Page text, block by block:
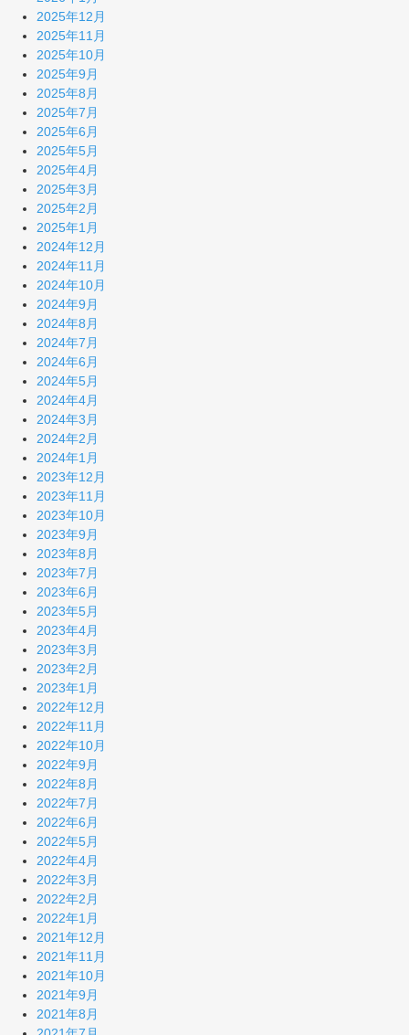
2025年12月
2025年11月
2025年10月
2025年9月
2025年8月
2025年7月
2025年6月
2025年5月
2025年4月
2025年3月
2025年2月
2025年1月
2024年12月
2024年11月
2024年10月
2024年9月
2024年8月
2024年7月
2024年6月
2024年5月
2024年4月
2024年3月
2024年2月
2024年1月
2023年12月
2023年11月
2023年10月
2023年9月
2023年8月
2023年7月
2023年6月
2023年5月
2023年4月
2023年3月
2023年2月
2023年1月
2022年12月
2022年11月
2022年10月
2022年9月
2022年8月
2022年7月
2022年6月
2022年5月
2022年4月
2022年3月
2022年2月
2022年1月
2021年12月
2021年11月
2021年10月
2021年9月
2021年8月